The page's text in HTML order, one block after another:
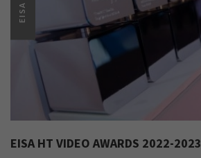
EISA
EISA HT VIDEO AWARDS 2022-2023